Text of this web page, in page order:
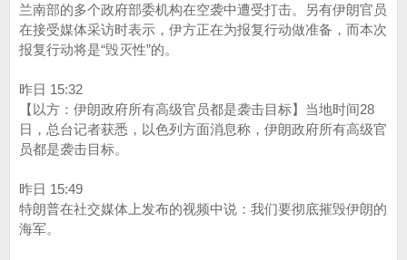
兰南部的多个政府部委机构在空袭中遭受打击。另有伊朗官员
在接受媒体采访时表示，伊方正在为报复行动做准备，而本次
报复行动将是“毁灭性”的。
昨日 15:32
【以方：伊朗政府所有高级官员都是袭击目标】当地时间28
日，总台记者获悉，以色列方面消息称，伊朗政府所有高级官
员都是袭击目标。
昨日 15:49
特朗普在社交媒体上发布的视频中说：我们要彻底摧毁伊朗的
海军。